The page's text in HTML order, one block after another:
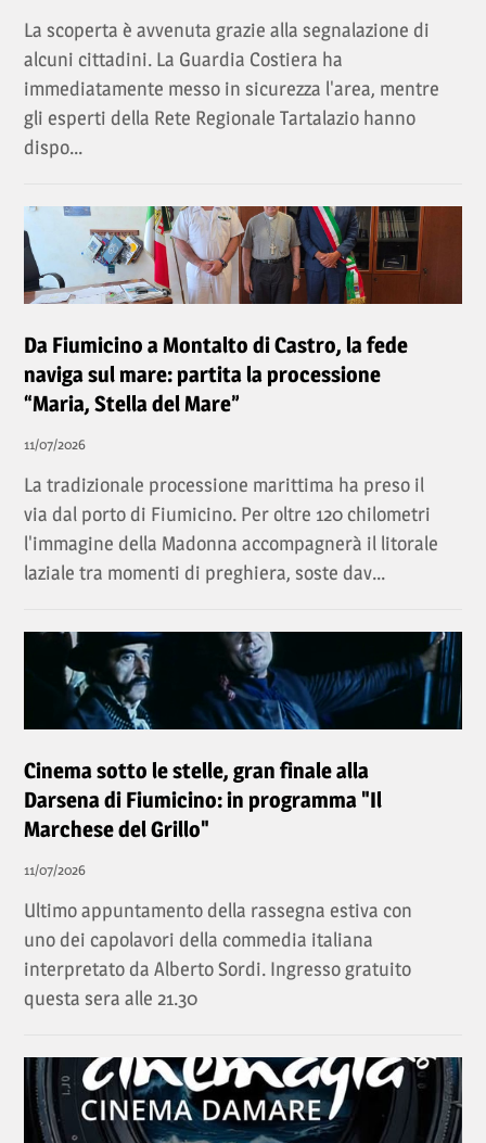
La scoperta è avvenuta grazie alla segnalazione di
alcuni cittadini. La Guardia Costiera ha
immediatamente messo in sicurezza l'area, mentre
gli esperti della Rete Regionale Tartalazio hanno
dispo...
Da Fiumicino a Montalto di Castro, la fede
naviga sul mare: partita la processione
“Maria, Stella del Mare”
11/07/2026
La tradizionale processione marittima ha preso il
via dal porto di Fiumicino. Per oltre 120 chilometri
l'immagine della Madonna accompagnerà il litorale
laziale tra momenti di preghiera, soste dav...
Cinema sotto le stelle, gran finale alla
Darsena di Fiumicino: in programma "Il
Marchese del Grillo"
11/07/2026
Ultimo appuntamento della rassegna estiva con
uno dei capolavori della commedia italiana
interpretato da Alberto Sordi. Ingresso gratuito
questa sera alle 21.30